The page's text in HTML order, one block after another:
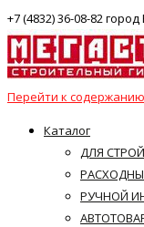
+7 (4832) 36-08-82
Перейти к содержанию
Каталог
ДЛЯ
РУЧНОЙ